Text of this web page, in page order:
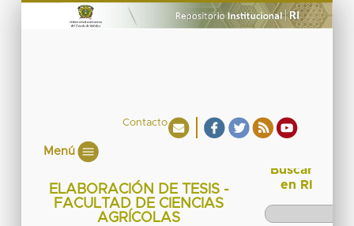
Contacto
Menú
ELABORACIÓN DE TESIS -
FACULTAD DE CIENCIAS
AGRÍCOLAS
Buscar
en RI